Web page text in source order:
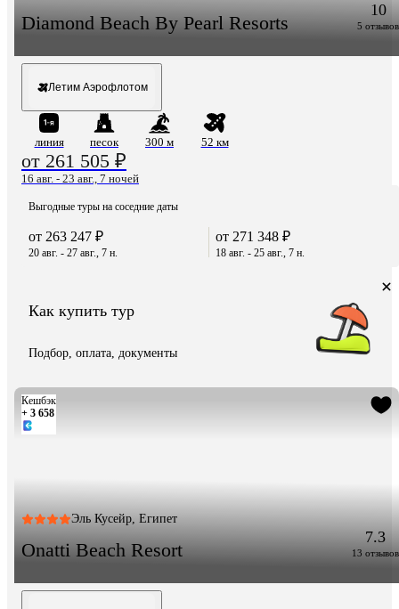
Diamond Beach By Pearl Resorts
10
5 отзывов
Летим Аэрофлотом
линия песок 300 м 52 км
от 261 505 ₽
16 авг. - 23 авг., 7 ночей
Выгодные туры на соседние даты
от 263 247 ₽
20 авг. - 27 авг., 7 н.
от 271 348 ₽
18 авг. - 25 авг., 7 н.
Как купить тур
Подбор, оплата, документы
Кешбэк
+ 3 658
Эль Кусейр, Египет
Onatti Beach Resort
7.3
13 отзывов